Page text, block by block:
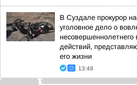
В Суздале прокурор
уголовное дело о
несовершеннолетнего
действий,
его жизни
13:48